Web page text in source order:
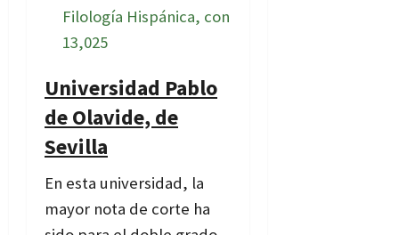
Filología Hispánica, con
13,025
Universidad Pablo
de Olavide, de
Sevilla
En esta universidad, la
mayor nota de corte ha